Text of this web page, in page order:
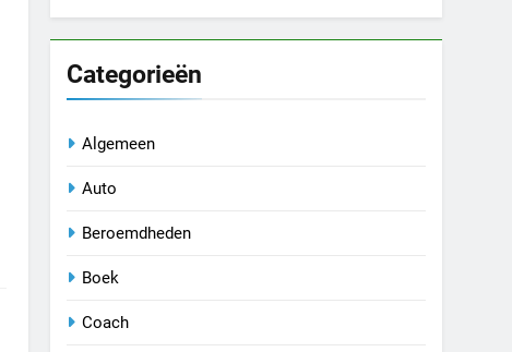
Categorieën
Algemeen
Auto
Beroemdheden
Boek
Coach